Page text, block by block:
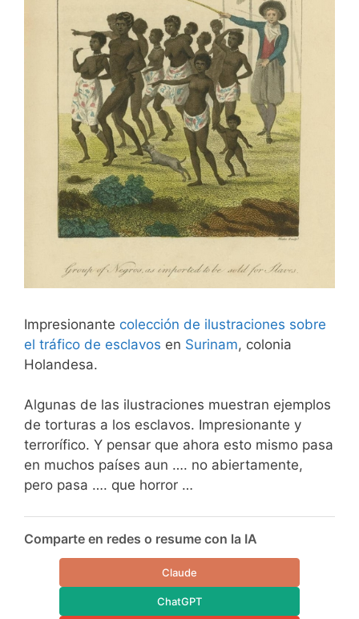
Impresionante colección de ilustraciones sobre
el tráfico de esclavos en Surinam, colonia
Holandesa.
Algunas de las ilustraciones muestran ejemplos
de torturas a los esclavos. Impresionante y
terrorífico. Y pensar que ahora esto mismo pasa
en muchos países aun …. no abiertamente,
pero pasa …. que horror …
Comparte en redes o resume con la IA
Claude
ChatGPT